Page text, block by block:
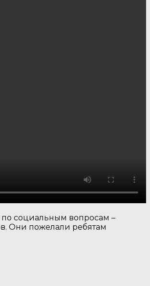
по социальным вопросам –
Они пожелали ребятам